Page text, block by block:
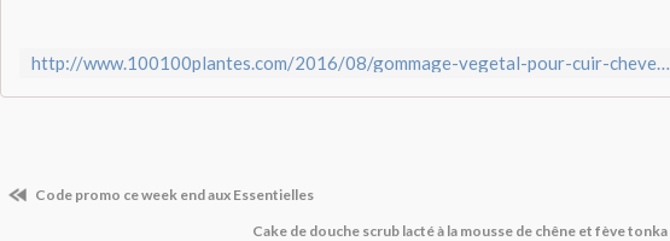
http://www.100100plantes.com/2016/08/gommage-vegetal-pour-cuir-chevelu.html
Code promo ce week end aux Essentielles
Cake de douche scrub lacté à la mousse de chêne et fève tonka